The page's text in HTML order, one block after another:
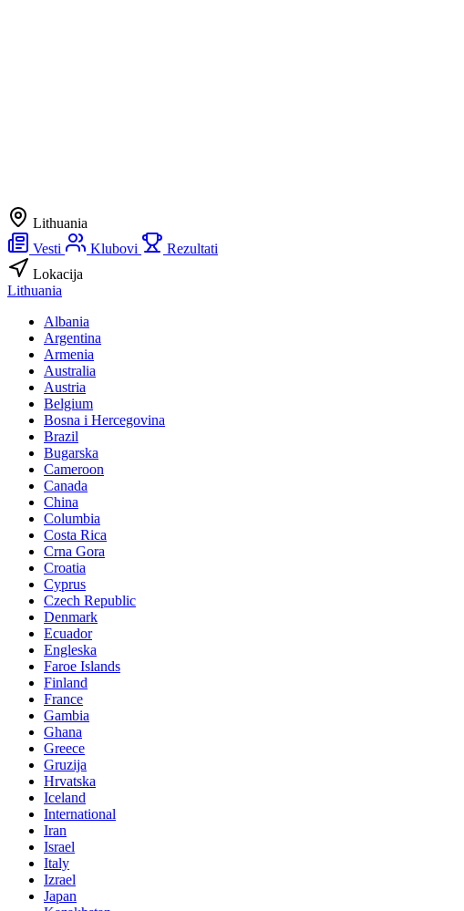
Lithuania
Vesti
Klubovi
Rezultati
Lokacija
Lithuania
Albania
Argentina
Armenia
Australia
Austria
Belgium
Bosna i Hercegovina
Brazil
Bugarska
Cameroon
Canada
China
Columbia
Costa Rica
Crna Gora
Croatia
Cyprus
Czech Republic
Denmark
Ecuador
Engleska
Faroe Islands
Finland
France
Gambia
Ghana
Greece
Gruzija
Hrvatska
Iceland
International
Iran
Israel
Italy
Izrael
Japan